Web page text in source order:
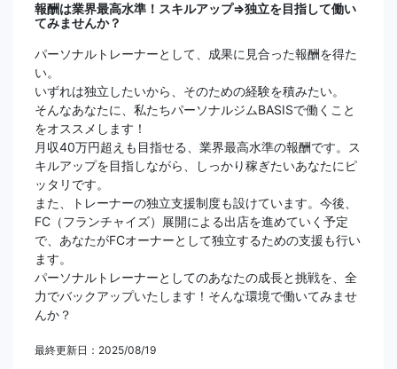
報酬は業界最高水準！スキルアップ⇒独立を目指して働い
てみませんか？
パーソナルトレーナーとして、成果に見合った報酬を得た
い。
いずれは独立したいから、そのための経験を積みたい。
そんなあなたに、私たちパーソナルジムBASISで働くこと
をオススメします！
月収40万円超えも目指せる、業界最高水準の報酬です。ス
キルアップを目指しながら、しっかり稼ぎたいあなたにピ
ッタリです。
また、トレーナーの独立支援制度も設けています。今後、
FC（フランチャイズ）展開による出店を進めていく予定
で、あなたがFCオーナーとして独立するための支援も行い
ます。
パーソナルトレーナーとしてのあなたの成長と挑戦を、全
力でバックアップいたします！そんな環境で働いてみませ
んか？
最終更新日：2025/08/19